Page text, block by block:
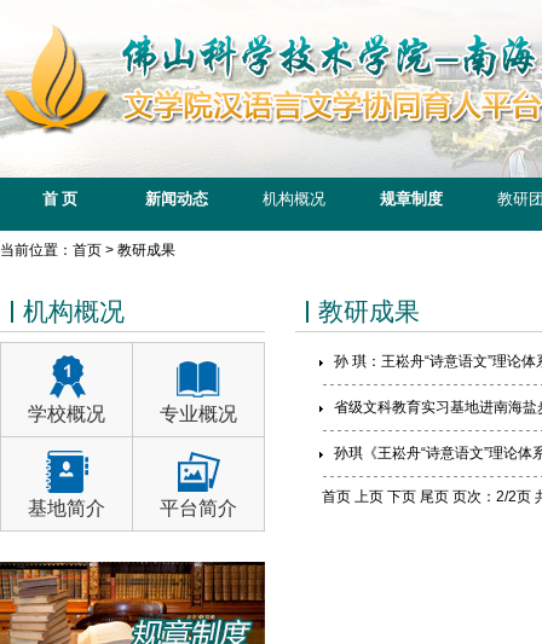
首 页 新闻动态 机构概况 规章制度 教研
当前位置：首页 > 教研成果
机构概况
学校概况 专业概况
基地简介 平台简介
教研成果
孙 琪：王崧舟“诗意语文”理论
省级文科教育实习基地进南海
孙琪《王崧舟“诗意语文”理论体
首页 上页 下页 尾页 页次：2/2页